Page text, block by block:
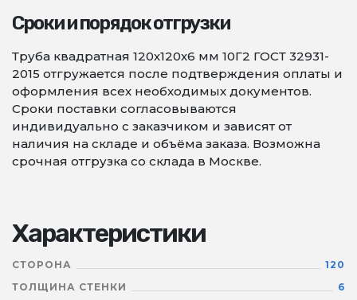
Сроки и порядок отгрузки
Труба квадратная 120х120х6 мм 10Г2 ГОСТ 32931-
2015 отгружается после подтверждения оплаты и
оформления всех необходимых документов.
Сроки поставки согласовываются
индивидуально с заказчиком и зависят от
наличия на складе и объёма заказа. Возможна
срочная отгрузка со склада в Москве.
Характеристики
СТОРОНА
120
ТОЛЩИНА СТЕНКИ
6